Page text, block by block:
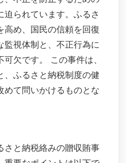
迫られています。ふるさ
高め、国民の信頼を回復
監視体制と、不正行為に
欠です。 この事件は、
、ふるさと納税制度の健
めて問いかけるものとな
さと納税絡みの贈収賄事